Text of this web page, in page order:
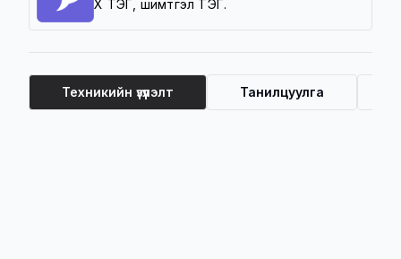
Хүү ТЭГ, шимтгэл ТЭГ.
Техникийн үзүүлэлт Танилцуулга